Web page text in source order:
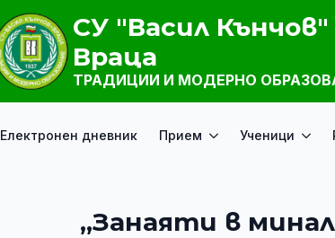
СУ "Васил Кънчов"
Враца
ТРАДИЦИИ И МОДЕРНО
Електронен дневник Прием Ученици
„Занаяти в